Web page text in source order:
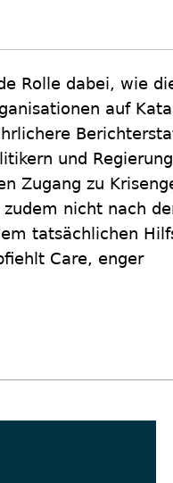
Rolle dabei, wie
auf
und
Zugang zu
nicht nach
tatsächlichen
Care, enger